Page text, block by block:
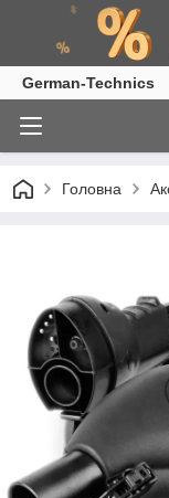
German-Technics
Головна